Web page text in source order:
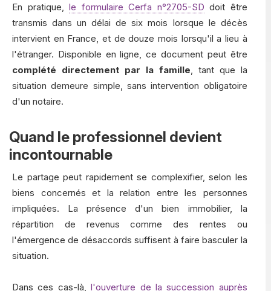
En pratique,le formulaire Cerfa n°2705-SD doit être
transmis dans un délai de six mois lorsque le décès
intervient en France, et de douze mois lorsqu'il a lieu à
l'étranger. Disponible en ligne, ce document peut être
complété directement par la famille , tant que la
situation demeure simple, sans intervention obligatoire
d'un notaire.
Quand le professionnel devient
incontournable
Le partage peut rapidement se complexifier, selon les
biens concernés et la relation entre les personnes
impliquées. La présence d'un bien immobilier, la
répartition de revenus comme des rentes ou
l'émergence de désaccords suffisent à faire basculer la
situation.
Dans ces cas-là,l'ouverture de la succession auprès